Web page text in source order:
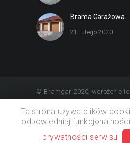
Brama Garażowa
21 lutego 2020
© Bramgar 2020, wdrożenie
Polityka
Ta strona używa plików
odpowiedniej
prywatności serwisu